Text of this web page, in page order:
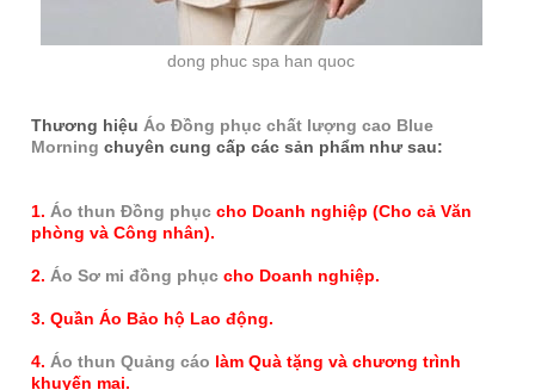
dong phuc spa han quoc
Thương hiệu Áo Đồng phục chất lượng cao Blue
Morning chuyên cung cấp các sản phẩm như sau:
1. Áo thun Đồng phụccho Doanh nghiệp (Cho cả Văn
phòng và Công nhân).
2. Áo Sơ mi đồng phụccho Doanh nghiệp.
3. Quần Áo Bảo hộ Lao động.
4. Áo thun Quảng cáo làm Quà tặng và chương trình
khuyến mại.